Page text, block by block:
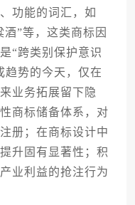
功能的词汇，如
”等，这类商标因
“跨类别保护意识
趋势的今天，仅在
业务拓展留下隐
商标储备体系，对
册；在商标设计中
升固有显著性；积
业利益的抢注行为